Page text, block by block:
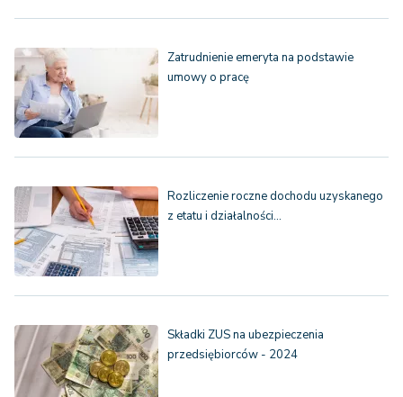
Zatrudnienie emeryta na podstawie
umowy o pracę
Rozliczenie roczne dochodu uzyskanego
z etatu i działalności…
Składki ZUS na ubezpieczenia
przedsiębiorców - 2024